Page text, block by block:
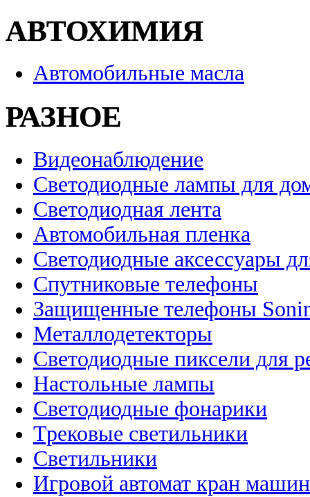
АВТОХИМИЯ
Автомобильные масла
РАЗНОЕ
Видеонаблюдение
Светодиодные лампы для
Светодиодная лента
Автомобильная пленка
Светодиодные аксессуары
Спутниковые телефоны
Защищенные телефоны
Металлодетекторы
Светодиодные пиксели для
Настольные лампы
Светодиодные фонарики
Трековые светильники
Светильники
Игровой автомат кран